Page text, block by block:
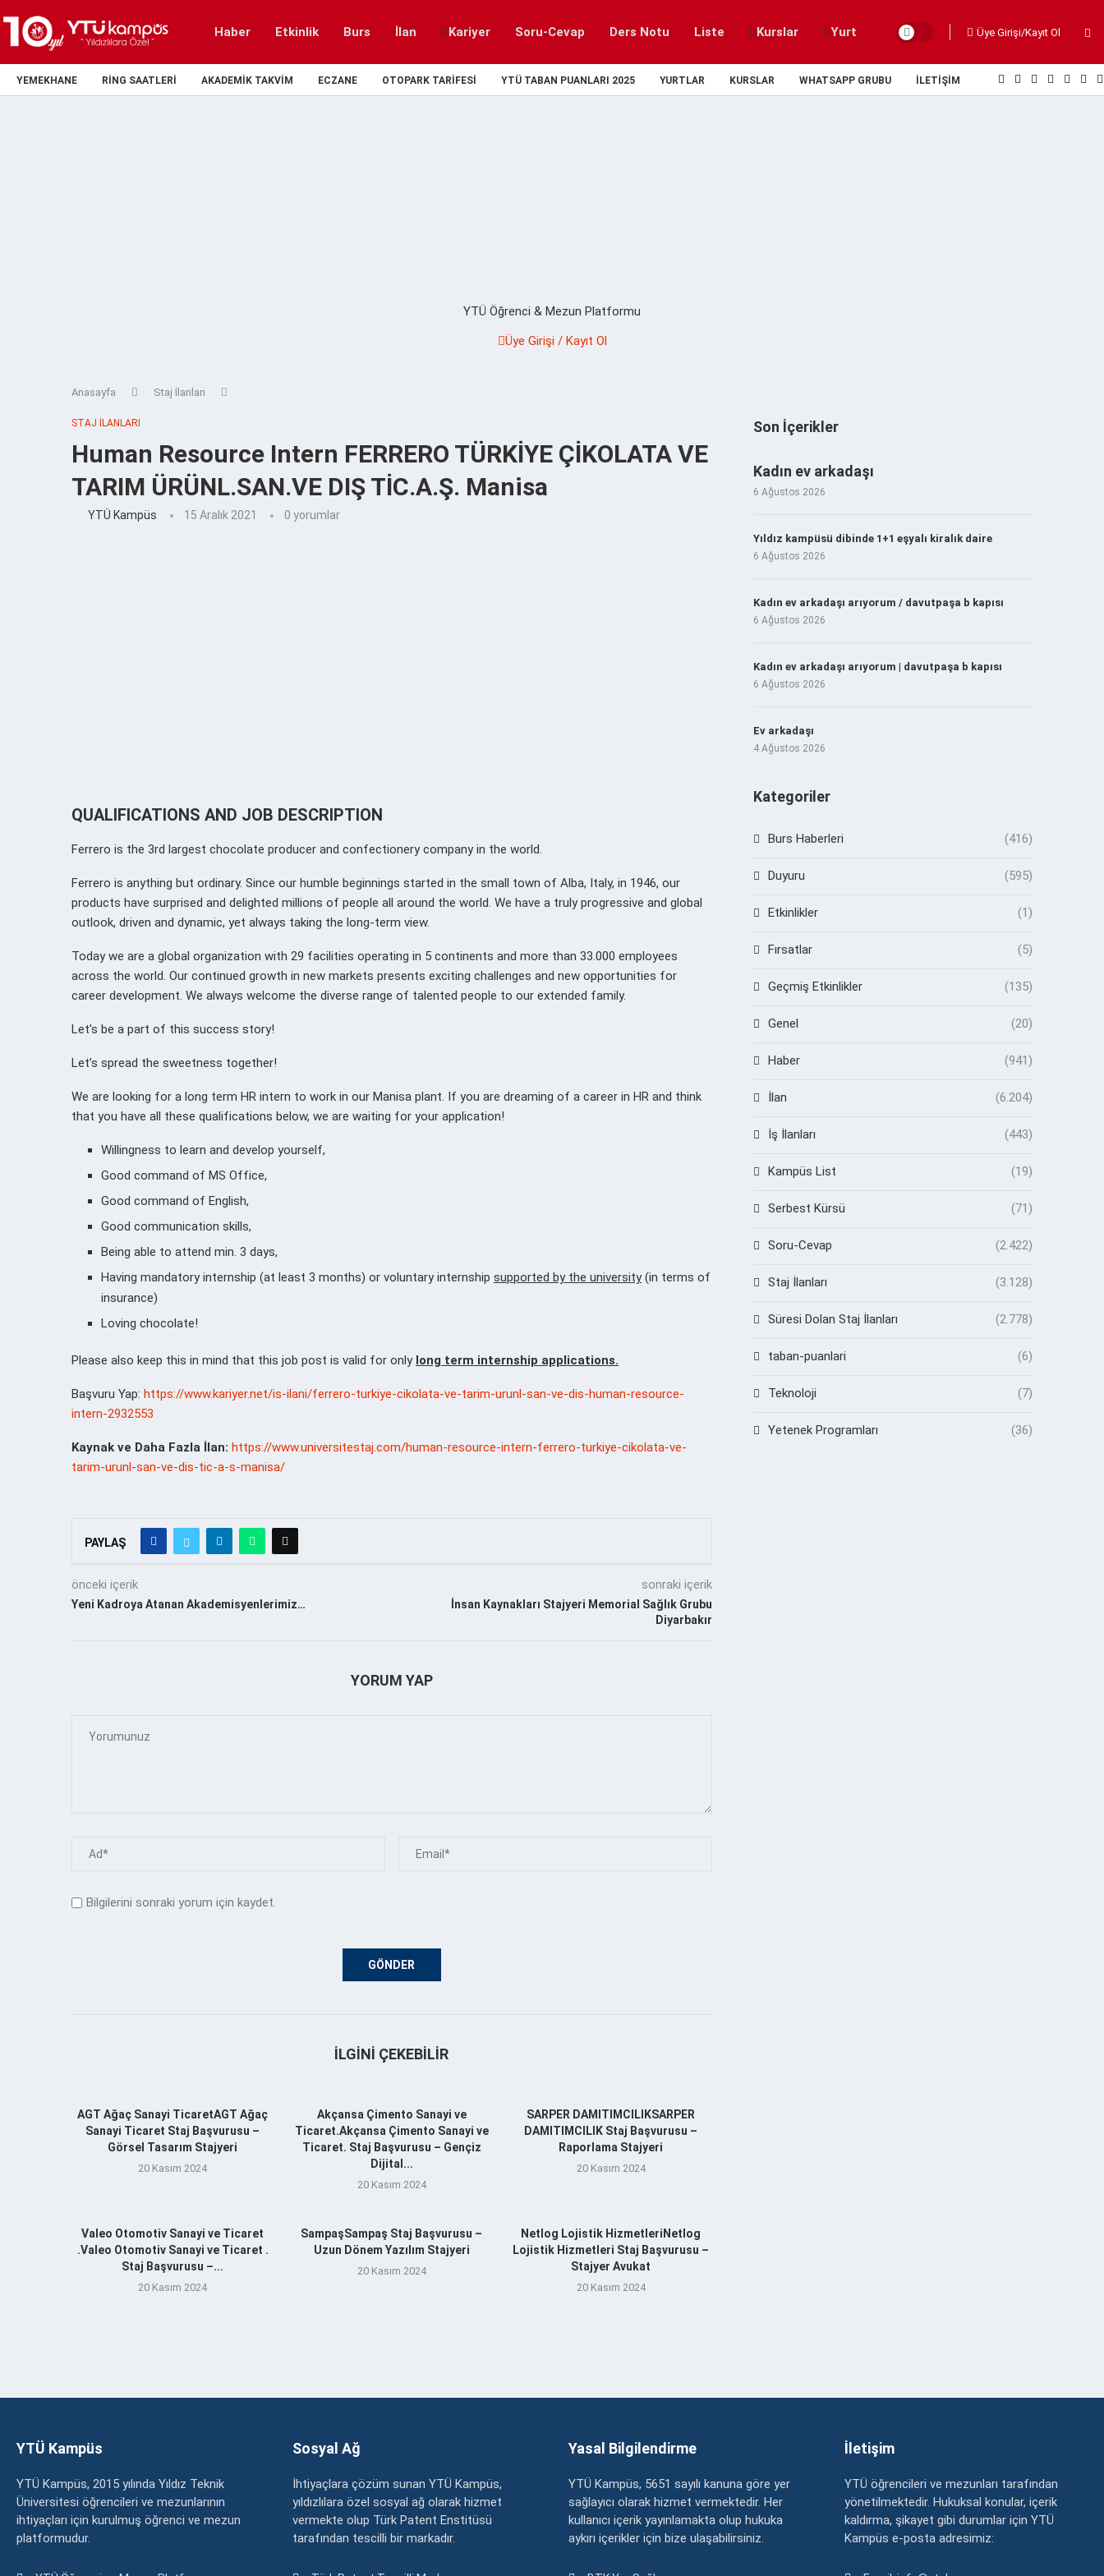
Haber Etkinlik Burs İlan Kariyer Soru-Cevap Ders Notu Liste Kurslar Yurt Üye Girişi/Kayıt Ol
YEMEKHANE RING SAATLERI AKADEMIK TAKVIM ECZANE OTOPARK TARIFESI YTÜ TABAN PUANLARI 2025 YURTLAR KURSLAR WHATSAPP GRUBU İLETIŞIM
YTÜ Öğrenci & Mezun Platformu
Üye Girişi / Kayıt Ol
Anasayfa Staj İlanları
STAJ İLANLARI
Human Resource Intern FERRERO TÜRKİYE ÇİKOLATA VE
TARIM ÜRÜNL.SAN.VE DIŞ TİC.A.Ş. Manisa
YTÜ Kampüs 15 Aralık 2021 0 yorumlar
QUALIFICATIONS AND JOB DESCRIPTION
Ferrero is the 3rd largest chocolate producer and confectionery company in the world.
Ferrero is anything but ordinary. Since our humble beginnings started in the small town of Alba, Italy, in 1946, our
products have surprised and delighted millions of people all around the world. We have a truly progressive and global
outlook, driven and dynamic, yet always taking the long-term view.
Today we are a global organization with 29 facilities operating in 5 continents and more than 33.000 employees
across the world. Our continued growth in new markets presents exciting challenges and new opportunities for
career development. We always welcome the diverse range of talented people to our extended family.
Let’s be a part of this success story!
Let’s spread the sweetness together!
We are looking for a long term HR intern to work in our Manisa plant. If you are dreaming of a career in HR and think
that you have all these qualifications below, we are waiting for your application!
Willingness to learn and develop yourself,
Good command of MS Office,
Good command of English,
Good communication skills,
Being able to attend min. 3 days,
Having mandatory internship (at least 3 months) or voluntary internship supported by the university(in terms of
insurance)
Loving chocolate!
Please also keep this in mind that this job post is valid for only long term internship applications.
Başvuru Yap: https://www.kariyer.net/is-ilani/ferrero-turkiye-cikolata-ve-tarim-urunl-san-ve-dis-human-resource-
intern-2932553
Kaynak ve Daha Fazla İlan: https://www.universitestaj.com/human-resource-intern-ferrero-turkiye-cikolata-ve-
tarim-urunl-san-ve-dis-tic-a-s-manisa/
PAYLAŞ
önceki içerik
Yeni Kadroya Atanan Akademisyenlerimiz…
sonraki içerik
İnsan Kaynakları Stajyeri Memorial Sağlık Grubu
Diyarbakır
YORUM YAP
Bilgilerini sonraki yorum için kaydet.
İLGINI ÇEKEBILIR
AGT Ağaç Sanayi TicaretAGT Ağaç
Sanayi Ticaret Staj Başvurusu –
Görsel Tasarım Stajyeri
20 Kasım 2024
Akçansa Çimento Sanayi ve
Ticaret.Akçansa Çimento Sanayi ve
Ticaret. Staj Başvurusu – Gençiz
Dijital...
20 Kasım 2024
SARPER DAMITIMCILIKSARPER
DAMITIMCILIK Staj Başvurusu –
Raporlama Stajyeri
20 Kasım 2024
Valeo Otomotiv Sanayi ve Ticaret
.Valeo Otomotiv Sanayi ve Ticaret .
Staj Başvurusu –...
20 Kasım 2024
SampaşSampaş Staj Başvurusu –
Uzun Dönem Yazılım Stajyeri
20 Kasım 2024
Netlog Lojistik HizmetleriNetlog
Lojistik Hizmetleri Staj Başvurusu –
Stajyer Avukat
20 Kasım 2024
Son İçerikler
Kadın ev arkadaşı
6 Ağustos 2026
Yıldız kampüsü dibinde 1+1 eşyalı kiralık daire
6 Ağustos 2026
Kadın ev arkadaşı arıyorum / davutpaşa b kapısı
6 Ağustos 2026
Kadın ev arkadaşı arıyorum | davutpaşa b kapısı
6 Ağustos 2026
Ev arkadaşı
4 Ağustos 2026
Kategoriler
Burs Haberleri (416)
Duyuru (595)
Etkinlikler (1)
Fırsatlar (5)
Geçmiş Etkinlikler (135)
Genel (20)
Haber (941)
İlan (6.204)
İş İlanları (443)
Kampüs List (19)
Serbest Kürsü (71)
Soru-Cevap (2.422)
Staj İlanları (3.128)
Süresi Dolan Staj İlanları (2.778)
taban-puanlari (6)
Teknoloji (7)
Yetenek Programları (36)
YTÜ Kampüs
YTÜ Kampüs, 2015 yılında Yıldız Teknik
Üniversitesi öğrencileri ve mezunlarının
ihtiyaçları için kurulmuş öğrenci ve mezun
platformudur.
Sosyal Ağ
İhtiyaçlara çözüm sunan YTÜ Kampüs,
yıldızlılara özel sosyal ağ olarak hizmet
vermekte olup Türk Patent Enstitüsü
tarafından tescilli bir markadır.
Yasal Bilgilendirme
YTÜ Kampüs, 5651 sayılı kanuna göre yer
sağlayıcı olarak hizmet vermektedir. Her
kullanıcı içerik yayınlamakta olup hukuka
aykırı içerikler için bize ulaşabilirsiniz.
İletişim
YTÜ öğrencileri ve mezunları tarafından
yönetilmektedir. Hukuksal konular, içerik
kaldırma, şikayet gibi durumlar için YTÜ
Kampüs e-posta adresimiz: